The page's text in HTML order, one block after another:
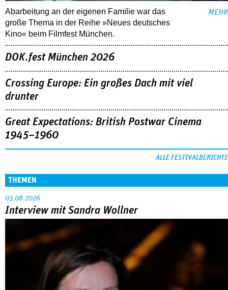
Abarbeitung an der eigenen Familie war das
große Thema in der Reihe »Neues deutsches
Kino« beim Filmfest München.
MEHR
DOK.fest München 2026
Crossing Europe: Ein großes Dach mit viel
drunter
Great Expectations: British Postwar Cinema
1945–1960
ALLE FESTIVALBERICHTE
THEMEN
03.08.2026
Interview mit Sandra Wollner